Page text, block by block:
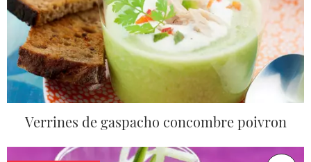
Verrines de gaspacho concombre poivron